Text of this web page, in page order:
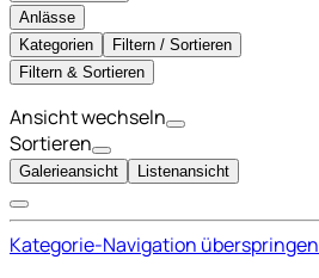
Anlässe
Kategorien
Filtern / Sortieren
Filtern & Sortieren
Ansicht wechseln
Sortieren
Galerieansicht Listenansicht
Kategorie-Navigation überspringen